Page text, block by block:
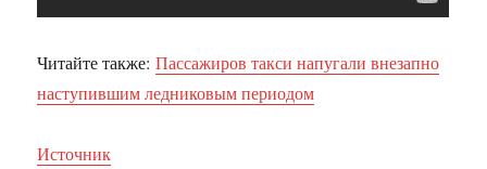
Читайте также:Пассажиров такси напугали внезапно
наступившим ледниковым периодом
Источник